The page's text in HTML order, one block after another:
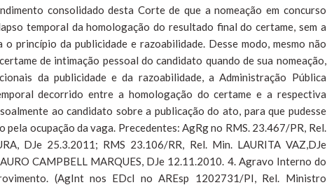
consolidado desta Corte de que a nomeação em concurso
temporal da homologação do resultado final do certame, sem a
princípio da publicidade e razoabilidade. Desse modo, mesmo não
de intimação pessoal do candidato quando de sua nomeação,
da publicidade e da razoabilidade, a Administração Pública
decorrido entre a homologação do certame e a respectiva
ao candidato sobre a publicação do ato, para que pudesse
pela ocupação da vaga. Precedentes: AgRg no RMS. 23.467/PR, Rel.
DJe 25.3.2011; RMS 23.106/RR, Rel. Min. LAURITA VAZ,DJe
CAMPBELL MARQUES, DJe 12.11.2010. 4. Agravo Interno do
(AgInt nos EDcl no AREsp 1202731/PI, Rel. Ministro